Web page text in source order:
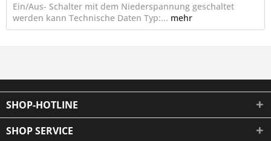
Ein/Aus- Schalter mit dem Niederspannung geschaltet
werden kann Technische Daten Typ:... mehr
SHOP-HOTLINE
SHOP SERVICE